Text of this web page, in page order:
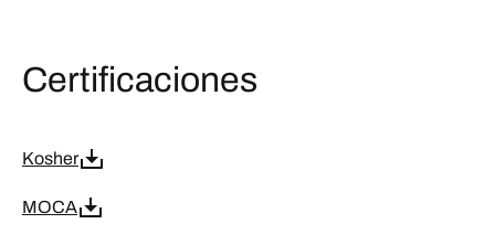
Certificaciones
Kosher
MOCA